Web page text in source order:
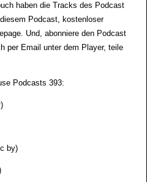
haben die Tracks des Podcast
Podcast, kostenloser
Und, abonniere den Podcast
per Email unter dem Player, teile
Podcasts 393:
by)